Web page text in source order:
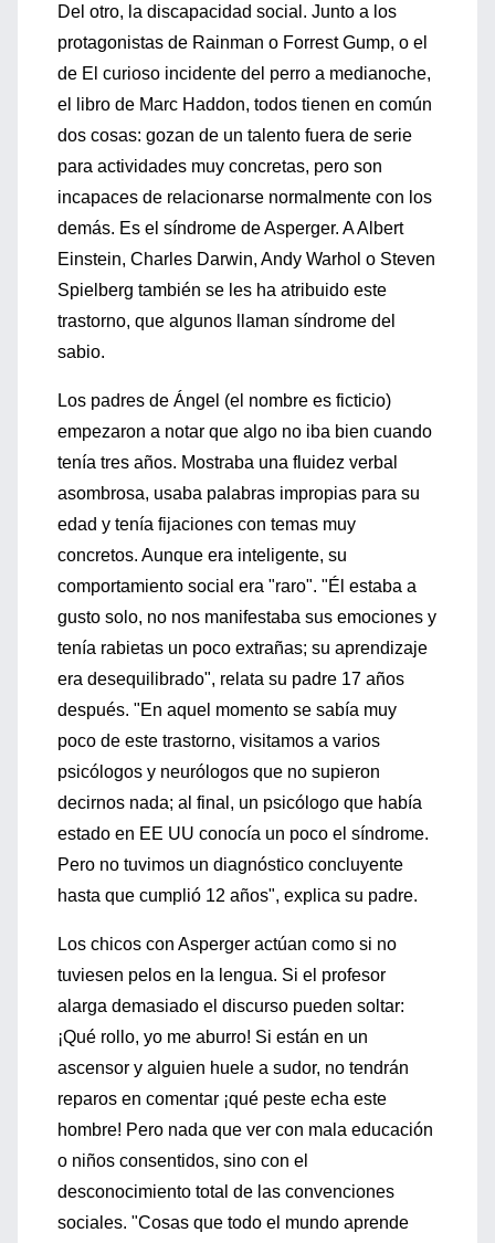
Del otro, la discapacidad social. Junto a los
protagonistas de Rainman o Forrest Gump, o el
de El curioso incidente del perro a medianoche,
el libro de Marc Haddon, todos tienen en común
dos cosas: gozan de un talento fuera de serie
para actividades muy concretas, pero son
incapaces de relacionarse normalmente con los
demás. Es el síndrome de Asperger. A Albert
Einstein, Charles Darwin, Andy Warhol o Steven
Spielberg también se les ha atribuido este
trastorno, que algunos llaman síndrome del
sabio.
Los padres de Ángel (el nombre es ficticio)
empezaron a notar que algo no iba bien cuando
tenía tres años. Mostraba una fluidez verbal
asombrosa, usaba palabras impropias para su
edad y tenía fijaciones con temas muy
concretos. Aunque era inteligente, su
comportamiento social era "raro". "Él estaba a
gusto solo, no nos manifestaba sus emociones y
tenía rabietas un poco extrañas; su aprendizaje
era desequilibrado", relata su padre 17 años
después. "En aquel momento se sabía muy
poco de este trastorno, visitamos a varios
psicólogos y neurólogos que no supieron
decirnos nada; al final, un psicólogo que había
estado en EE UU conocía un poco el síndrome.
Pero no tuvimos un diagnóstico concluyente
hasta que cumplió 12 años", explica su padre.
Los chicos con Asperger actúan como si no
tuviesen pelos en la lengua. Si el profesor
alarga demasiado el discurso pueden soltar:
¡Qué rollo, yo me aburro! Si están en un
ascensor y alguien huele a sudor, no tendrán
reparos en comentar ¡qué peste echa este
hombre! Pero nada que ver con mala educación
o niños consentidos, sino con el
desconocimiento total de las convenciones
sociales. "Cosas que todo el mundo aprende